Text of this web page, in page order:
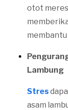
otot
membantu
Lambung
Stres
asam